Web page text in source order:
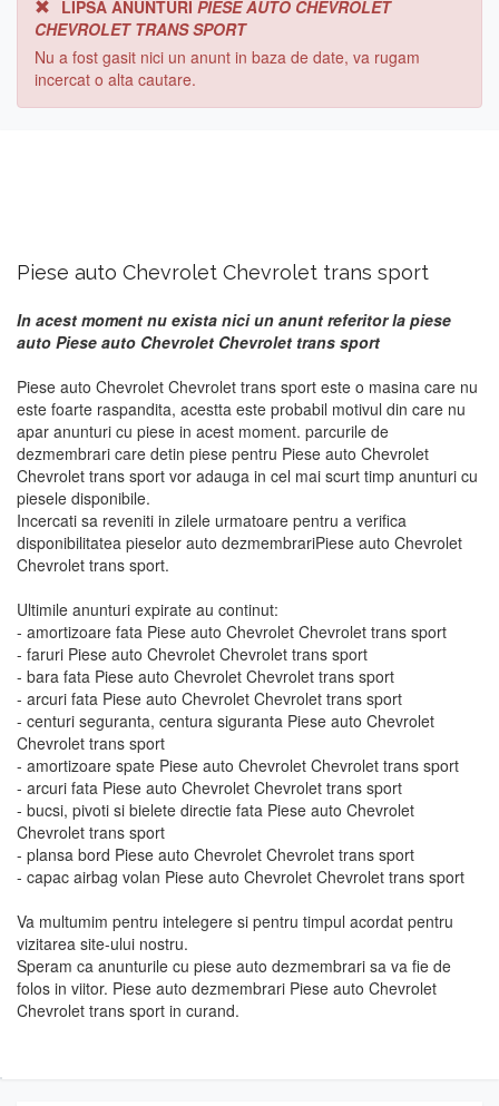
LIPSA ANUNTURI PIESE AUTO CHEVROLET
CHEVROLET TRANS SPORT
Nu a fost gasit nici un anunt in baza de date, va rugam
incercat o alta cautare.
Piese auto Chevrolet Chevrolet trans sport
In acest moment nu exista nici un anunt referitor la piese
auto Piese auto Chevrolet Chevrolet trans sport
Piese auto Chevrolet Chevrolet trans sport este o masina care nu
este foarte raspandita, acestta este probabil motivul din care nu
apar anunturi cu piese in acest moment. parcurile de
dezmembrari care detin piese pentru Piese auto Chevrolet
Chevrolet trans sport vor adauga in cel mai scurt timp anunturi cu
piesele disponibile.
Incercati sa reveniti in zilele urmatoare pentru a verifica
disponibilitatea pieselor auto dezmembrariPiese auto Chevrolet
Chevrolet trans sport.
Ultimile anunturi expirate au continut:
- amortizoare fata Piese auto Chevrolet Chevrolet trans sport
- faruri Piese auto Chevrolet Chevrolet trans sport
- bara fata Piese auto Chevrolet Chevrolet trans sport
- arcuri fata Piese auto Chevrolet Chevrolet trans sport
- centuri seguranta, centura siguranta Piese auto Chevrolet
Chevrolet trans sport
- amortizoare spate Piese auto Chevrolet Chevrolet trans sport
- arcuri fata Piese auto Chevrolet Chevrolet trans sport
- bucsi, pivoti si bielete directie fata Piese auto Chevrolet
Chevrolet trans sport
- plansa bord Piese auto Chevrolet Chevrolet trans sport
- capac airbag volan Piese auto Chevrolet Chevrolet trans sport
Va multumim pentru intelegere si pentru timpul acordat pentru
vizitarea site-ului nostru.
Speram ca anunturile cu piese auto dezmembrari sa va fie de
folos in viitor. Piese auto dezmembrari Piese auto Chevrolet
Chevrolet trans sport in curand.